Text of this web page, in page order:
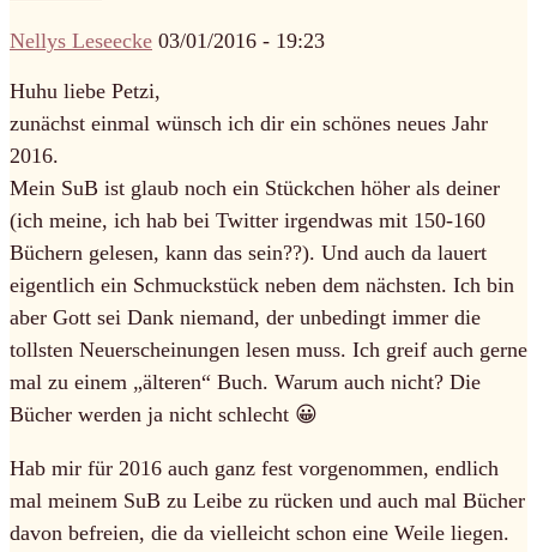
Nellys Leseecke 03/01/2016 - 19:23
Huhu liebe Petzi,
zunächst einmal wünsch ich dir ein schönes neues Jahr
2016.
Mein SuB ist glaub noch ein Stückchen höher als deiner
(ich meine, ich hab bei Twitter irgendwas mit 150-160
Büchern gelesen, kann das sein??). Und auch da lauert
eigentlich ein Schmuckstück neben dem nächsten. Ich bin
aber Gott sei Dank niemand, der unbedingt immer die
tollsten Neuerscheinungen lesen muss. Ich greif auch gerne
mal zu einem „älteren“ Buch. Warum auch nicht? Die
Bücher werden ja nicht schlecht 😀
Hab mir für 2016 auch ganz fest vorgenommen, endlich
mal meinem SuB zu Leibe zu rücken und auch mal Bücher
davon befreien, die da vielleicht schon eine Weile liegen.